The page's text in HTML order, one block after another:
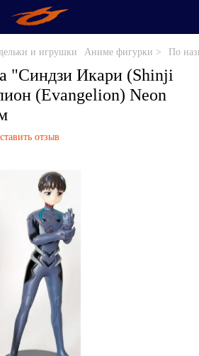
и игрушки Аниме фигурки > По
"Синдзи Икари (Shinji
(Evangelion) Neon
отзыв